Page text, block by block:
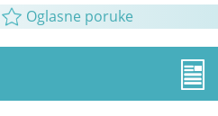
Oglasne poruke